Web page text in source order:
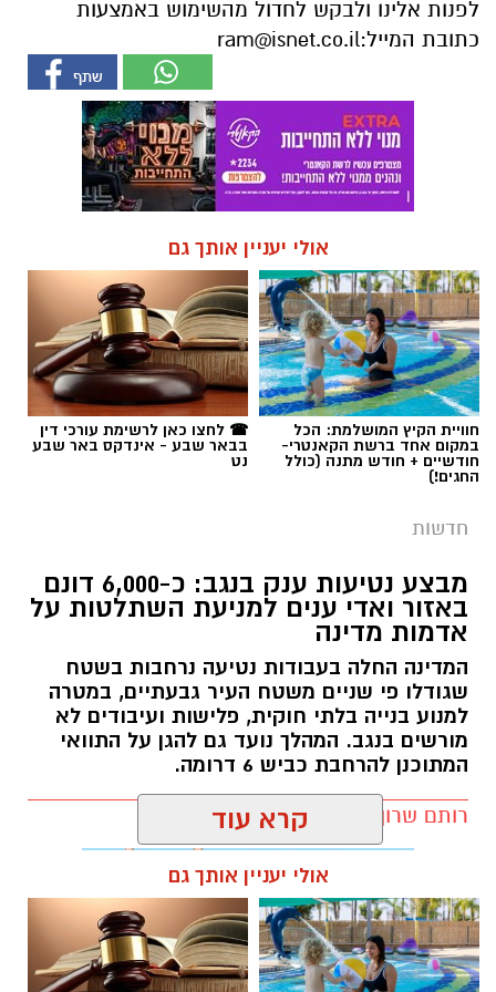
לפנות אלינו ולבקש לחדול מהשימוש באמצעות
כתובת המייל:ram@isnet.co.il
אולי יעניין אותך גם
חוויית הקיץ המושלמת: הכל
במקום אחד ברשת הקאנטרי-
חודשיים + חודש מתנה (כולל
החגים!)
☎ לחצו כאן לרשימת עורכי דין
בבאר שבע - אינדקס באר שבע
נט
חדשות
מבצע נטיעות ענק בנגב: כ-6,000 דונם
באזור ואדי ענים למניעת השתלטות על
אדמות מדינה
המדינה החלה בעבודות נטיעה נרחבות בשטח
שגודלו פי שניים משטח העיר גבעתיים, במטרה
למנוע בנייה בלתי חוקית, פלישות ועיבודים לא
מורשים בנגב. המהלך נועד גם להגן על התוואי
המתוכנן להרחבת כביש 6 דרומה.
רותם שרון / 11:32 08.08.26
תגים:רמ''י
קרא עוד
אולי יעניין אותך גם